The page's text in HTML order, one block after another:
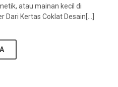
atau mainan kecil di
Kertas Coklat Desain[...]